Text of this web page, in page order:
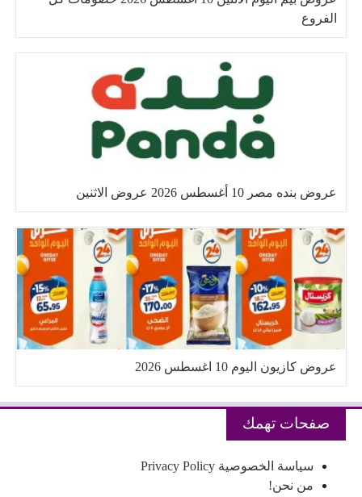
الفروع
عروض بنده مصر 10 أغسطس 2026 عروض الاثنين
عروض كازيون اليوم 10 اغسطس 2026
صفحات تهمك
سياسة الخصوصية Privacy Policy
من نحن!